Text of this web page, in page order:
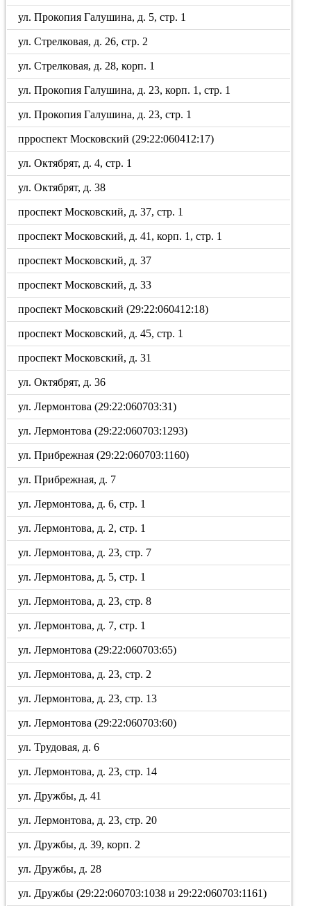
ул. Прокопия Галушина, д. 5, стр. 1
ул. Стрелковая, д. 26, стр. 2
ул. Стрелковая, д. 28, корп. 1
ул. Прокопия Галушина, д. 23, корп. 1, стр. 1
ул. Прокопия Галушина, д. 23, стр. 1
прроспект Московский (29:22:060412:17)
ул. Октябрят, д. 4, стр. 1
ул. Октябрят, д. 38
проспект Московский, д. 37, стр. 1
проспект Московский, д. 41, корп. 1, стр. 1
проспект Московский, д. 37
проспект Московский, д. 33
проспект Московский (29:22:060412:18)
проспект Московский, д. 45, стр. 1
проспект Московский, д. 31
ул. Октябрят, д. 36
ул. Лермонтова (29:22:060703:31)
ул. Лермонтова (29:22:060703:1293)
ул. Прибрежная (29:22:060703:1160)
ул. Прибрежная, д. 7
ул. Лермонтова, д. 6, стр. 1
ул. Лермонтова, д. 2, стр. 1
ул. Лермонтова, д. 23, стр. 7
ул. Лермонтова, д. 5, стр. 1
ул. Лермонтова, д. 23, стр. 8
ул. Лермонтова, д. 7, стр. 1
ул. Лермонтова (29:22:060703:65)
ул. Лермонтова, д. 23, стр. 2
ул. Лермонтова, д. 23, стр. 13
ул. Лермонтова (29:22:060703:60)
ул. Трудовая, д. 6
ул. Лермонтова, д. 23, стр. 14
ул. Дружбы, д. 41
ул. Лермонтова, д. 23, стр. 20
ул. Дружбы, д. 39, корп. 2
ул. Дружбы, д. 28
ул. Дружбы (29:22:060703:1038 и 29:22:060703:1161)